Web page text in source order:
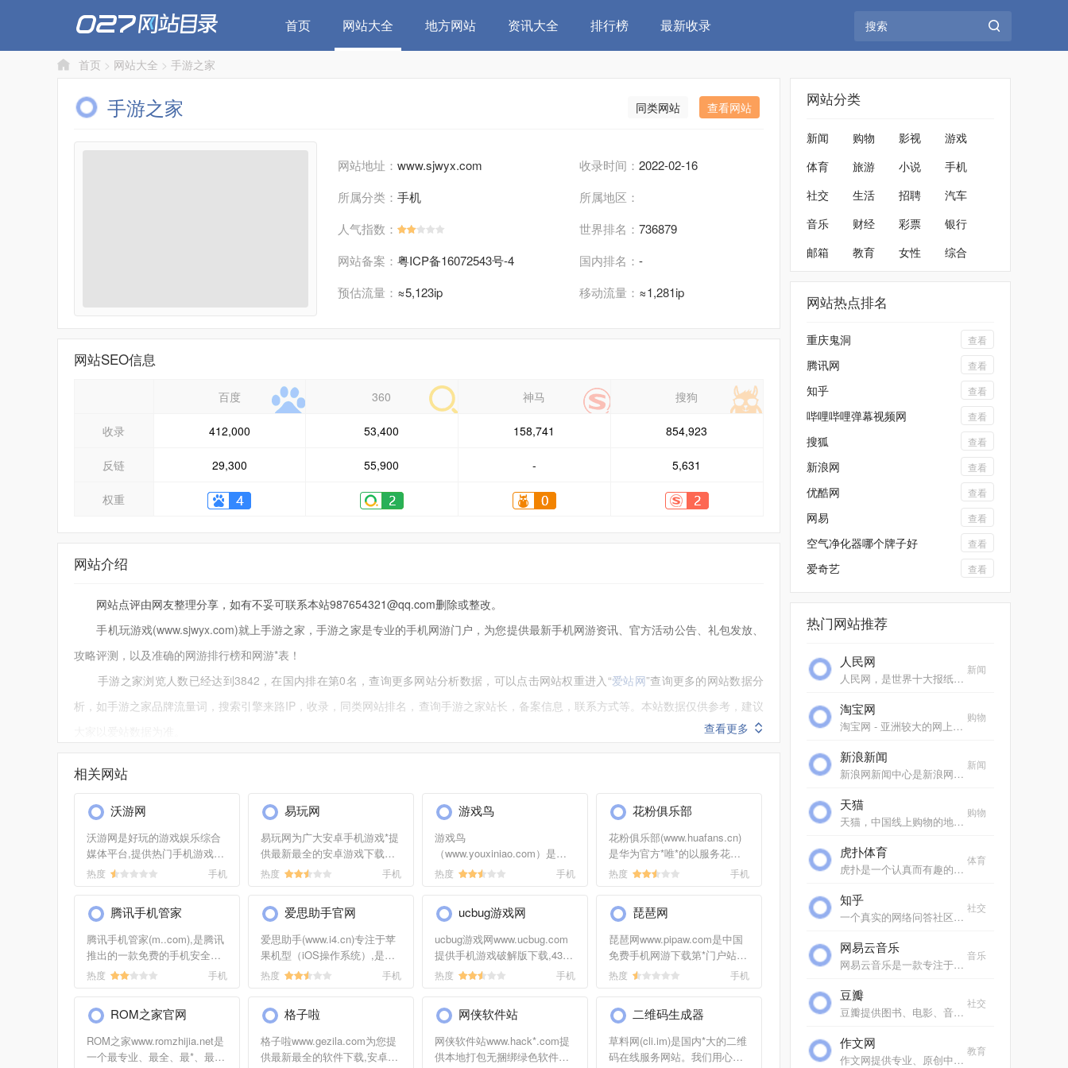
首页 网站大全 地方网站 资讯大全 排行榜 最新收录
首页 > 网站大全 > 手游之家
手游之家 同类网站 查看网站
网站地址： www.sjwyx.com 收录时间： 2022-02-16
所属分类： 手机
所属地区：
人气指数：
世界排名： 736879
网站备案： 粤ICP备16072543号-4 国内排名： -
预估流量： ≈5,123ip 移动流量： ≈1,281ip
网站SEO信息
百度 360 神马 搜狗
收录 412,000 53,400 158,741 854,923
反链 29,300 55,900 - 5,631
权重
网站介绍
网站点评由网友整理分享，如有不妥可联系本站987654321@qq.com删除或整改。
手机玩游戏(www.sjwyx.com)就上手游之家，手游之家是专业的手机网游门户，为您提供最新手机网游资讯、官方活动公告、礼包发放、
攻略评测，以及准确的网游排行榜和网游*表！
手游之家浏览人数已经达到3842，在国内排在第0名，查询更多网站分析数据，可以点击网站权重进入“爱站网”查询更多的网站数据分
析，如手游之家品牌流量词，搜索引擎来路IP，收录，同类网站排名，查询手游之家站长，备案信息，联系方式等。本站数据仅供参考，建议
查看更多
相关网站
沃游网
沃游网是好玩的游戏娱乐综合
媒体平台,提供热门手机游戏攻
略,最新互联网资讯,手机软件免
热度 手机
易玩网
易玩网为广大安卓手机游戏*提
供最新最全的安卓游戏下载，
这里有最*玩的安卓游戏、安卓
您身边的游戏宝库！
热度 手机
游戏鸟
游戏鸟
（www.youxiniao.com）是重
度移动游戏垂直门户。提供最
游戏排行、手游放号礼包、*公
会、*论坛等全方位的服务,是
中国最专业的重度手机游戏免
费下载门户。
热度 手机
花粉俱乐部
花粉俱乐部(www.huafans.cn)
是华为官方*唯*的以服务花粉
为宗旨的综合性网站,提供最新
资源、最丰富的花粉活动信息,
汇集华为手机、家庭产品、
Emotion UI、华为网盘等云服
务的评测分享、精华资源以及*
交流内容.还能了解华为售后服
俱乐部,华为花粉的大家庭
热度 手机
腾讯手机管家
腾讯手机管家(m..com),是腾讯
推出的一款免费的手机安全管
理软件。集手机杀毒,安全防
360°的安全防护
热度 手机
爱思助手官网
爱思助手(www.i4.cn)专注于苹
果机型（iOS操作系统）,是一
款易懂易操作的玩机软件。提
导入/iPad越狱/iPad刷
机/iPhone6助手/iOS8固件下载
等,更有数十万应用免费下载
热度 手机
ucbug游戏网
ucbug游戏网www.ucbug.com
提供手机游戏破解版下载,4399
造梦西游3修改器,4399洛克王
斗力查询盒子下载尽在ucbug
游戏网!
热度 手机
琵琶网
琵琶网www.pipaw.com是中国
免费手机网游下载第*门户站,
提供最新最*玩的手机网游下
礼包,手机网游排行,道具商城,
及手游论坛交流等全方位的手
机游戏娱乐服务
热度 手机
ROM之家官网
ROM之家www.romzhijia.net是
一个最专业、最全、最*、最有
格子啦
格子啦www.gezila.com为您提
供最新最全的软件下载,安卓游
网侠软件站
网侠软件站www.hack*.com提
供本地打包无捆绑绿色软件、
二维码生成器
草料网(cli.im)是国内*大的二维
码在线服务网站。我们用心制
网站分类
新闻 购物 影视
游戏
体育
旅游 小说
手机
社交
生活 招聘
汽车
音乐
财经 彩票
银行
邮箱
教育 女性 综合
网站热点排名
重庆鬼洞 查看
腾讯网 查看
知乎 查看
哔哩哔哩弹幕视频网 查看
搜狐 查看
新浪网 查看
优酷网 查看
网易 查看
空气净化器哪个牌子好 查看
爱奇艺 查看
热门网站推荐
人民网
人民网，是世界十大报纸之一《人民日报》建设的以新闻为主的大型网上信息发布平台，也是互联网上最大的中文和多语种新闻网站之一。作为国家重点新闻网站，人民网以新闻报道...
新闻
淘宝网
淘宝网 - 亚洲较大的网上交易平台，提供各类服饰、美容、家居、数码、话费/点卡充值… 数亿优质商品，同时提供担保交易(先收货后付款)等安全交易保障服务，并由商家提供退货...
购物
新浪新闻
新浪网新闻中心是新浪网重要的频道之一，24小时滚动报道国内、国际及社会新闻。每日编发新闻数以万计。
新闻
天猫
天猫，中国线上购物的地标网站，亚洲超大的综合性购物平台，拥有10万多品牌商家。每日发布大量国内外商品！正品网购，上天猫！天猫千万大牌正品,品类全，一站购，支付安全，...
购物
虎扑体育
虎扑是一个认真而有趣的社区，每天有众多jrs在虎扑分享自己对篮球、足球、游戏电竞、运动装备、影视、汽车、数码、情感等一切人和事的见解，热闹、真实、有温度。
体育
知乎
一个真实的网络问答社区，帮助你寻找答案，分享知识。
社交
网易云音乐
网易云音乐是一款专注于发现与分享的音乐产品，依托专业音乐人、DJ、好友推荐及社交功能，为用户打造全新的音乐生活。
音乐
豆瓣
豆瓣提供图书、电影、音乐唱片的推荐、评论和价格比较，以及城市独特的文化生活。
社交
作文网
作文网提供专业、原创中小学生作文，包括中考满分作文、高考满分作文、零分作文、优秀作文大全、作文素材、作文辅导、英语作文等，欢迎踊跃投稿。
教育